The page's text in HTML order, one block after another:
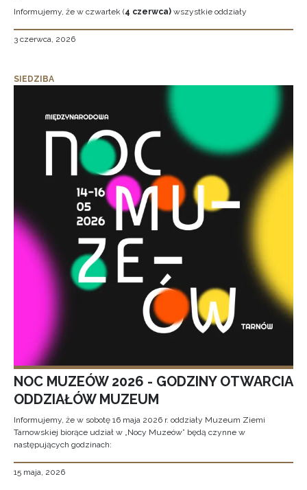
Informujemy, że w czwartek (4 czerwca) wszystkie oddziały
3 czerwca, 2026
SIEDZIBA
NOC MUZEÓW 2026 - GODZINY OTWARCIA
ODDZIAŁÓW MUZEUM
Informujemy, że w sobotę 16 maja 2026 r. oddziały Muzeum Ziemi
Tarnowskiej biorące udział w „Nocy Muzeów” będą czynne w
następujących godzinach:
15 maja, 2026